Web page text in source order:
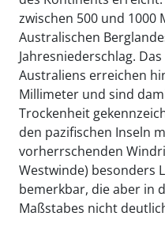
zwischen 500 und 1000
Australischen
Jahresniederschlag.
Australiens erreichen
Millimeter und sind
Trockenheit
den pazifischen Inseln
vorherrschenden
Westwinde) besonders
bemerkbar, die aber in
Maßstabes nicht